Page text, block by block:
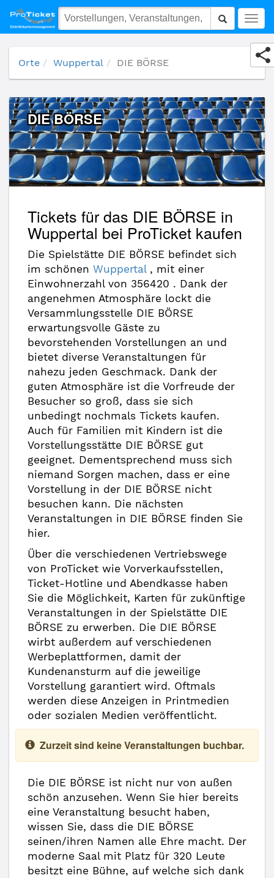
DIE BÖRSE
Orte Wuppertal DIE BÖRSE
DIE BÖRSE
Tickets für das DIE BÖRSE in
Wuppertal bei ProTicket kaufen
Die Spielstätte DIE BÖRSE befindet sich
im schönen Wuppertal, mit einer
Einwohnerzahl von 356420 . Dank der
angenehmen Atmosphäre lockt die
Versammlungsstelle DIE BÖRSE
erwartungsvolle Gäste zu
bevorstehenden Vorstellungen an und
bietet diverse Veranstaltungen für
nahezu jeden Geschmack. Dank der
guten Atmosphäre ist die Vorfreude der
Besucher so groß, dass sie sich
unbedingt nochmals Tickets kaufen.
Auch für Familien mit Kindern ist die
Vorstellungsstätte DIE BÖRSE gut
geeignet. Dementsprechend muss sich
niemand Sorgen machen, dass er eine
Vorstellung in der DIE BÖRSE nicht
besuchen kann. Die nächsten
Veranstaltungen in DIE BÖRSE finden Sie
hier.
Über die verschiedenen Vertriebswege
von ProTicket wie Vorverkaufsstellen,
Ticket-Hotline und Abendkasse haben
Sie die Möglichkeit, Karten für zukünftige
Veranstaltungen in der Spielstätte DIE
BÖRSE zu erwerben. Die DIE BÖRSE
wirbt außerdem auf verschiedenen
Werbeplattformen, damit der
Kundenansturm auf die jeweilige
Vorstellung garantiert wird. Oftmals
werden diese Anzeigen in Printmedien
oder sozialen Medien veröffentlicht.
Zurzeit sind keine Veranstaltungen buchbar.
Die DIE BÖRSE ist nicht nur von außen
schön anzusehen. Wenn Sie hier bereits
eine Veranstaltung besucht haben,
wissen Sie, dass die DIE BÖRSE
seinen/ihren Namen alle Ehre macht. Der
moderne Saal mit Platz für 320 Leute
besitzt eine Bühne, auf welche sich dank